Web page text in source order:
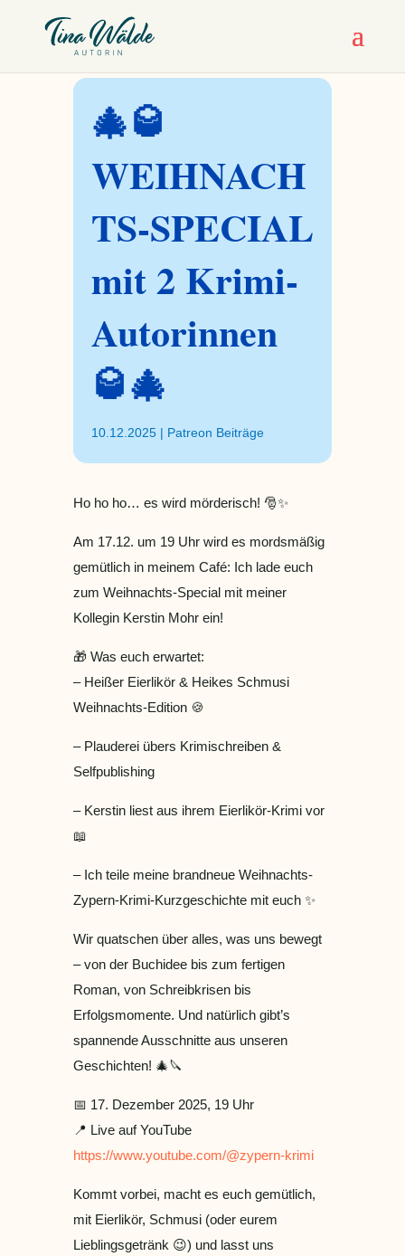
🎄🥃
WEIHNACH
TS-SPECIAL
mit 2 Krimi-
Autorinnen
🥃🎄
10.12.2025| Patreon Beiträge
Ho ho ho… es wird mörderisch! 🎅✨
Am 17.12. um 19 Uhr wird es mordsmäßig
gemütlich in meinem Café: Ich lade euch
zum Weihnachts-Special mit meiner
Kollegin Kerstin Mohr ein!
🎁 Was euch erwartet:
– Heißer Eierlikör & Heikes Schmusi
Weihnachts-Edition 🍪
– Plauderei übers Krimischreiben &
Selfpublishing
– Kerstin liest aus ihrem Eierlikör-Krimi vor
📖
– Ich teile meine brandneue Weihnachts-
Zypern-Krimi-Kurzgeschichte mit euch ✨
Wir quatschen über alles, was uns bewegt
– von der Buchidee bis zum fertigen
Roman, von Schreibkrisen bis
Erfolgsmomente. Und natürlich gibt’s
spannende Ausschnitte aus unseren
Geschichten! 🎄🔪
📅 17. Dezember 2025, 19 Uhr
📍 Live auf YouTube
https://www.youtube.com/@zypern-krimi
Kommt vorbei, macht es euch gemütlich,
mit Eierlikör, Schmusi (oder eurem
Lieblingsgetränk 😉) und lasst uns